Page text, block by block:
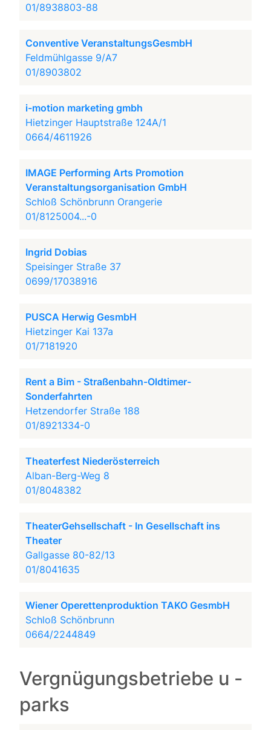
01/8938803-88
Conventive VeranstaltungsGesmbH
Feldmühlgasse 9/A7
01/8903802
i-motion marketing gmbh
Hietzinger Hauptstraße 124A/1
0664/4611926
IMAGE Performing Arts Promotion
Veranstaltungsorganisation GmbH
Schloß Schönbrunn Orangerie
01/8125004...-0
Ingrid Dobias
Speisinger Straße 37
0699/17038916
PUSCA Herwig GesmbH
Hietzinger Kai 137a
01/7181920
Rent a Bim - Straßenbahn-Oldtimer-
Sonderfahrten
Hetzendorfer Straße 188
01/8921334-0
Theaterfest Niederösterreich
Alban-Berg-Weg 8
01/8048382
TheaterGehsellschaft - In Gesellschaft ins
Theater
Gallgasse 80-82/13
01/8041635
Wiener Operettenproduktion TAKO GesmbH
Schloß Schönbrunn
0664/2244849
Vergnügungsbetriebe u -
parks